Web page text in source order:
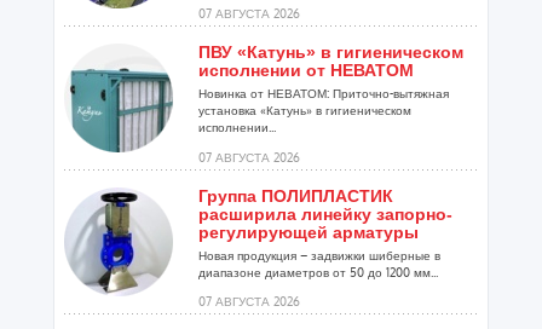
07 АВГУСТА 2026
ПВУ «Катунь» в гигиеническом
исполнении от НЕВАТОМ
Новинка от НЕВАТОМ: Приточно-вытяжная
установка «Катунь» в гигиеническом
исполнении...
07 АВГУСТА 2026
Группа ПОЛИПЛАСТИК
расширила линейку запорно-
регулирующей арматуры
Новая продукция – задвижки шиберные в
диапазоне диаметров от 50 до 1200 мм...
07 АВГУСТА 2026